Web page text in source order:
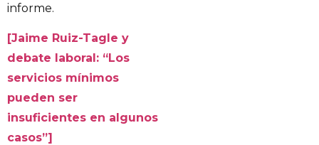
informe.
[Jaime Ruiz-Tagle y
debate laboral: “Los
servicios mínimos
pueden ser
insuficientes en algunos
casos”]